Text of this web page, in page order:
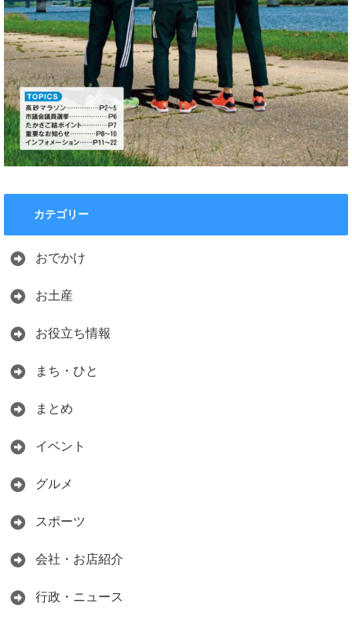
カテゴリー
おでかけ
お土産
お役立ち情報
まち・ひと
まとめ
イベント
グルメ
スポーツ
会社・お店紹介
行政・ニュース